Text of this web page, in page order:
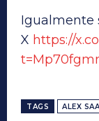
Igualmente
X https://
TAGS ALEX